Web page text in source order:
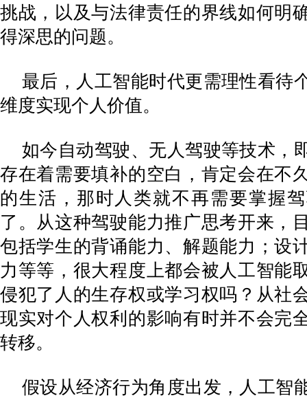
挑战，以及与法律责任的界线如何明
得深思的问题。
最后，人工智能时代更需理性看待
维度实现个人价值。
如今自动驾驶、无人驾驶等技术，
存在着需要填补的空白，肯定会在不
的生活，那时人类就不再需要掌握
了。从这种驾驶能力推广思考开来，
包括学生的背诵能力、解题能力；设
力等等，很大程度上都会被人工智能
侵犯了人的生存权或学习权吗？从社
现实对个人权利的影响有时并不会完
转移。
假设从经济行为角度出发，人工智